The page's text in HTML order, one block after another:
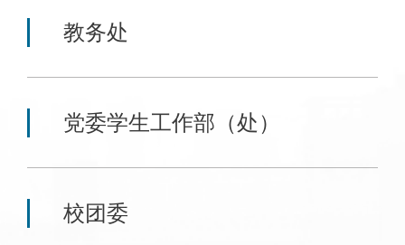
教务处
党委学生工作部（处）
校团委